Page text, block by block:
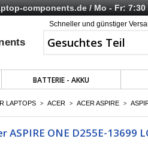
components.de/ Mo - Fr: 7:30
Schneller und günstiger
BATTERIE - AKKU
LAPTOPS > ACER > ACER ASPIRE >
ONE D255E-13699